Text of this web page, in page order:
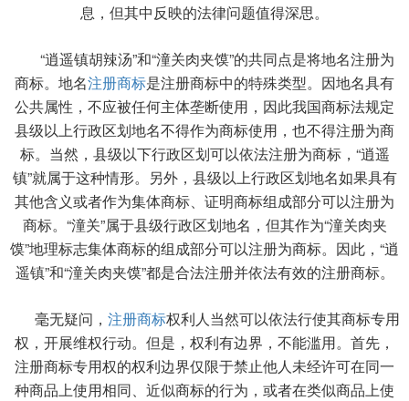
息，但其中反映的法律问题值得深思。
“逍遥镇胡辣汤”和“潼关肉夹馍”的共同点是将地名注册为
商标。地名注册商标是注册商标中的特殊类型。因地名具有
公共属性，不应被任何主体垄断使用，因此我国商标法规定
县级以上行政区划地名不得作为商标使用，也不得注册为商
标。当然，县级以下行政区划可以依法注册为商标，“逍遥
镇”就属于这种情形。另外，县级以上行政区划地名如果具有
其他含义或者作为集体商标、证明商标组成部分可以注册为
商标。“潼关”属于县级行政区划地名，但其作为“潼关肉夹
馍”地理标志集体商标的组成部分可以注册为商标。因此，“逍
遥镇”和“潼关肉夹馍”都是合法注册并依法有效的注册商标。
毫无疑问， 注册商标权利人当然可以依法行使其商标专用
权，开展维权行动。但是，权利有边界，不能滥用。首先，
注册商标专用权的权利边界仅限于禁止他人未经许可在同一
种商品上使用相同、近似商标的行为，或者在类似商品上使